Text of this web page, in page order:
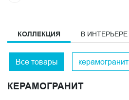
КОЛЛЕКЦИЯ В ИНТЕРЬЕРЕ
Все товары керамогранит
КЕРАМОГРАНИТ